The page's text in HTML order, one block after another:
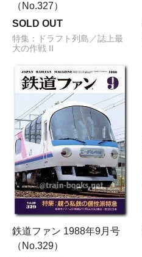
（No.327）
SOLD OUT
特集：ドラフト列島／誌上最
大の作戦 II
鉄道ファン 1988年9月号
（No.329）